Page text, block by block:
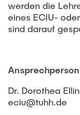
werden die
eines ECIU-
sind darauf
Dr. Dorothea
eciu@tuhh.de